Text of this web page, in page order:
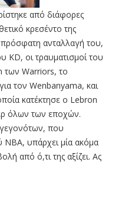
από διάφορες
κρεσέντο της
πρόσφατη ανταλλαγή του,
KD, οι τραυματισμοί του
των Warriors, το
τον Wenbanyama, και
κατέκτησε ο Lebron
όλων των εποχών.
που
ΝΒΑ, υπάρχει μία ακόμα
από ό,τι της αξίζει. Ας